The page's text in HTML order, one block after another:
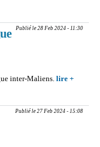
Publié le 28 Feb 2024 - 11:30
inter-Maliens. lire +
pour
Publié le 27 Feb 2024 - 15:08